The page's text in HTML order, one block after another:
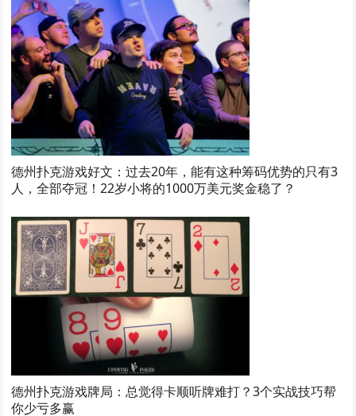
德州扑克游戏好文：过去20年，能有这种筹码优势的只有3
人，全部夺冠！22岁小将的1000万美元奖金稳了？
德州扑克游戏牌局：总觉得卡顺听牌难打？3个实战技巧帮
你少亏多赢